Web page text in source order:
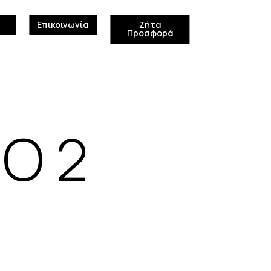
Επικοινωνία Ζήτα
Προσφορά
2